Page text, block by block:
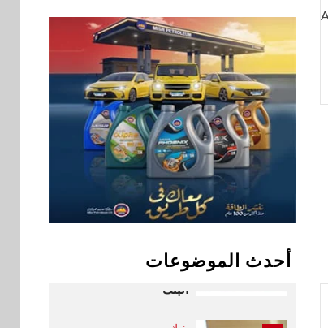
أحدث الموضوعات
بيان توضيحي صادر عن
شركة ناتجاس
9 سوق وصلة
vivo تشعل المنافسة
في مصر مع إطلاق
Y500 المزود ببطارية
بسعة 8100 مللي أمبير
10
بنوك تأمين
نكست وكاف للتأمين
استراتيجيًا لتقديم حلول
تأمينية متكاملة لعملاء
البنك